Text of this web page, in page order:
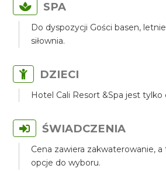
SPA
Do dyspozycji Gości basen,
siłownia.
DZIECI
Hotel Cali Resort &Spa jest tylko
ŚWIADCZENIA
Cena zawiera zakwaterowanie,
opcje do wyboru.